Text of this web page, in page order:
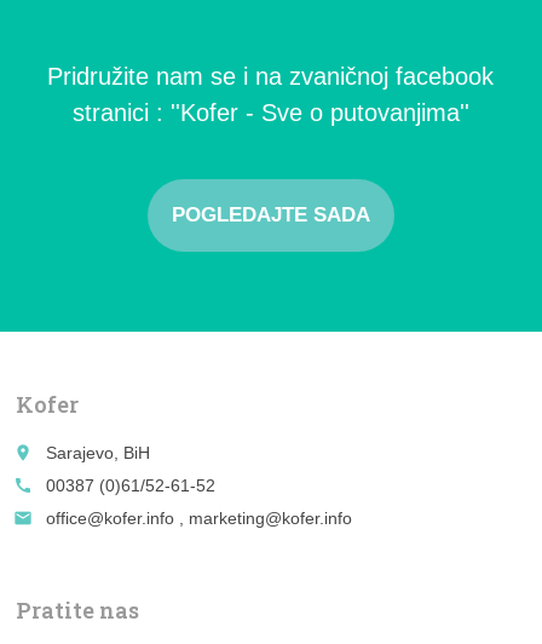
Pridružite nam se i na zvaničnoj facebook
stranici : ''Kofer - Sve o putovanjima''
POGLEDAJTE SADA
Kofer
place
Sarajevo, BiH
call
00387 (0)61/52-61-52
email
office@kofer.info , marketing@kofer.info
Pratite nas